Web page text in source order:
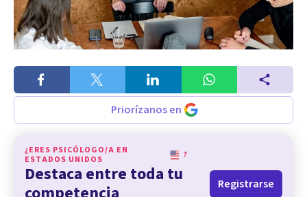
Priorízanos en
¿ERES PSICÓLOGO/A EN
ESTADOS UNIDOS
?
Destaca entre toda tu
Registrarse